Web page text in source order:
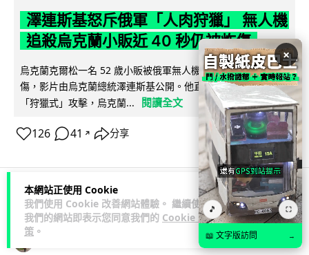
本網站正使用 Cookie
我們使用 Cookie 改善網站體驗。 繼續使用
我們的網站即表示您同意我們的 Cookie 政
策 。
澤連斯基怒斥俄軍「人肉狩獵」 無人機
追殺烏克蘭小販近 40 秒仍被炸傷
烏克蘭克爾松一名 52 歲小販被俄軍無人機追擊近 40 秒後被炸
傷，影片由烏克蘭總統澤連斯基公開。他直斥俄軍對平民進行
「狩獵式」攻擊，烏克蘭...
閱讀全文
126 41 ↗ 分享
人工智能
×
🎵 ⛶
📖 文字版訪問 →